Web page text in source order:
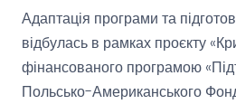
Адаптація програми та
відбулась в рамках проєкту
фінансованого програмою
Польсько-Американського